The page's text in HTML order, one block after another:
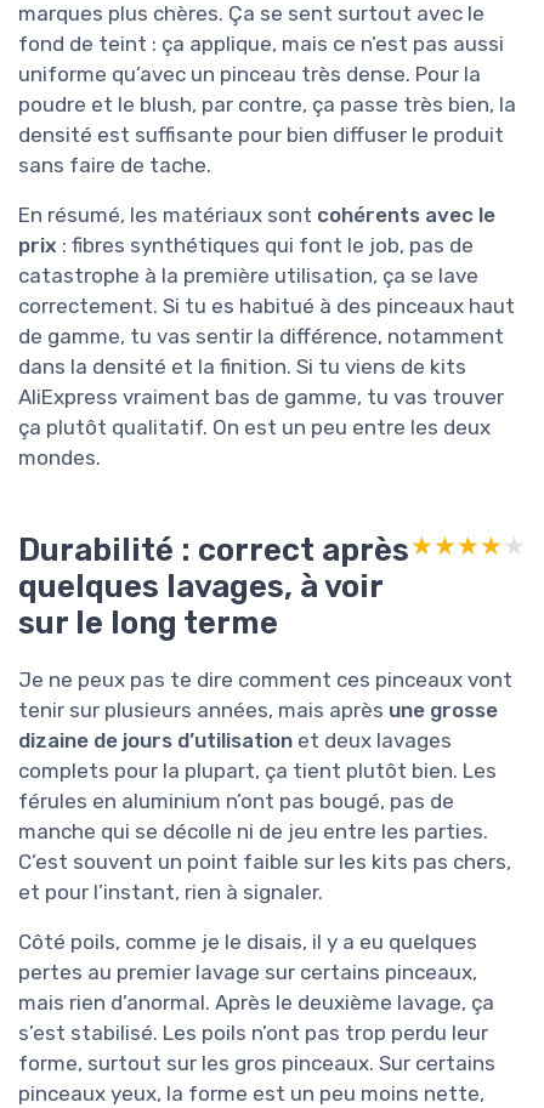
marques plus chères. Ça se sent surtout avec le
fond de teint : ça applique, mais ce n’est pas aussi
uniforme qu’avec un pinceau très dense. Pour la
poudre et le blush, par contre, ça passe très bien, la
densité est suffisante pour bien diffuser le produit
sans faire de tache.
En résumé, les matériaux sont cohérents avec le
prix : fibres synthétiques qui font le job, pas de
catastrophe à la première utilisation, ça se lave
correctement. Si tu es habitué à des pinceaux haut
de gamme, tu vas sentir la différence, notamment
dans la densité et la finition. Si tu viens de kits
AliExpress vraiment bas de gamme, tu vas trouver
ça plutôt qualitatif. On est un peu entre les deux
mondes.
Durabilité : correct après
quelques lavages, à voir
sur le long terme
★★★★★
★★★★★
Je ne peux pas te dire comment ces pinceaux vont
tenir sur plusieurs années, mais après une grosse
dizaine de jours d’utilisation et deux lavages
complets pour la plupart, ça tient plutôt bien. Les
férules en aluminium n’ont pas bougé, pas de
manche qui se décolle ni de jeu entre les parties.
C’est souvent un point faible sur les kits pas chers,
et pour l’instant, rien à signaler.
Côté poils, comme je le disais, il y a eu quelques
pertes au premier lavage sur certains pinceaux,
mais rien d’anormal. Après le deuxième lavage, ça
s’est stabilisé. Les poils n’ont pas trop perdu leur
forme, surtout sur les gros pinceaux. Sur certains
pinceaux yeux, la forme est un peu moins nette,